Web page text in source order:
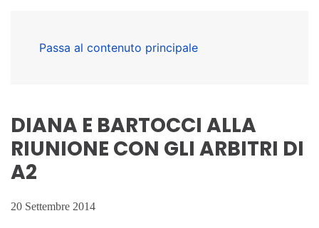
Passa al contenuto principale
DIANA E BARTOCCI ALLA
RIUNIONE CON GLI ARBITRI DI
A2
20 Settembre 2014